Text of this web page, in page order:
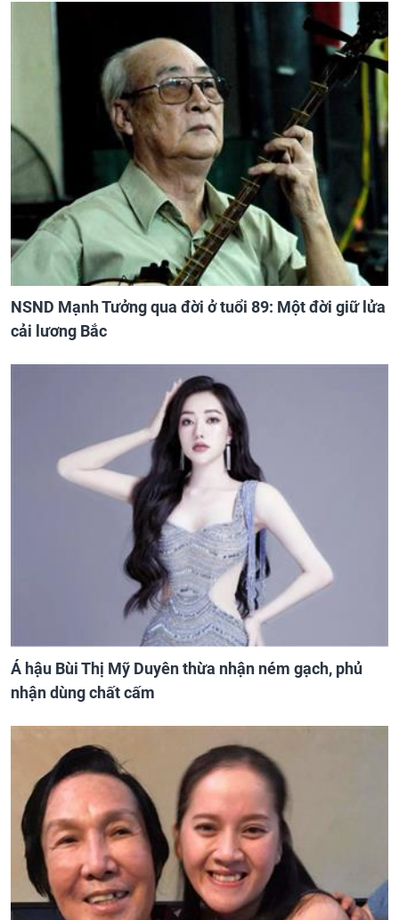
NSND Mạnh Tưởng qua đời ở tuổi 89: Một đời giữ lửa
cải lương Bắc
Á hậu Bùi Thị Mỹ Duyên thừa nhận ném gạch, phủ
nhận dùng chất cấm